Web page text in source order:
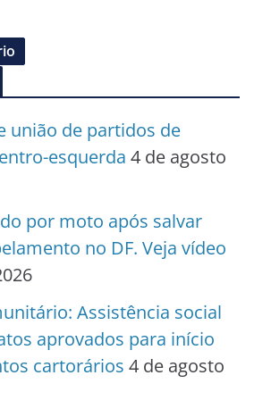
união de partidos de
esquerda 4 de agosto
por moto após salvar
no DF. Veja vídeo
Assistência social
aprovados para início
cartorários 4 de agosto